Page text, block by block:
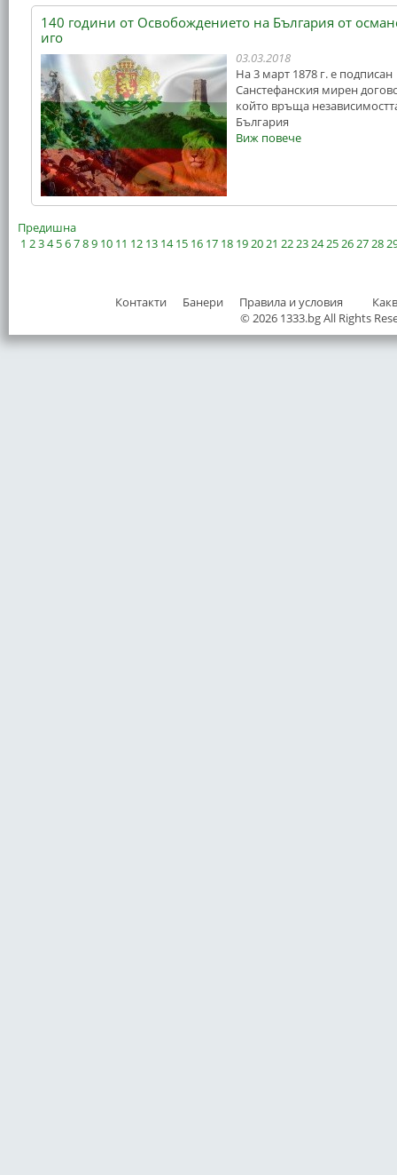
140 години от Освобождението на България от
иго
03.03.2018
На 3 март 1878 г. е подписан
Санстефанския мирен
който връща
България
Виж повече
Предишна
1 234 56789 10 11 12 13 14 15 16 17 18 192021 22232425262728
Контакти Банери Правила и условия
© 2026 1333.bg All Rights